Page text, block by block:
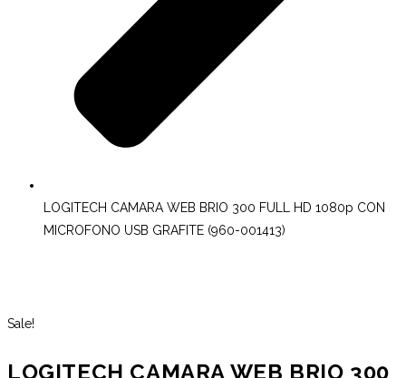
LOGITECH CAMARA WEB BRIO 300 FULL HD 1080p CON
MICROFONO USB GRAFITE (960-001413)
Sale!
LOGITECH CAMARA WEB BRIO 300